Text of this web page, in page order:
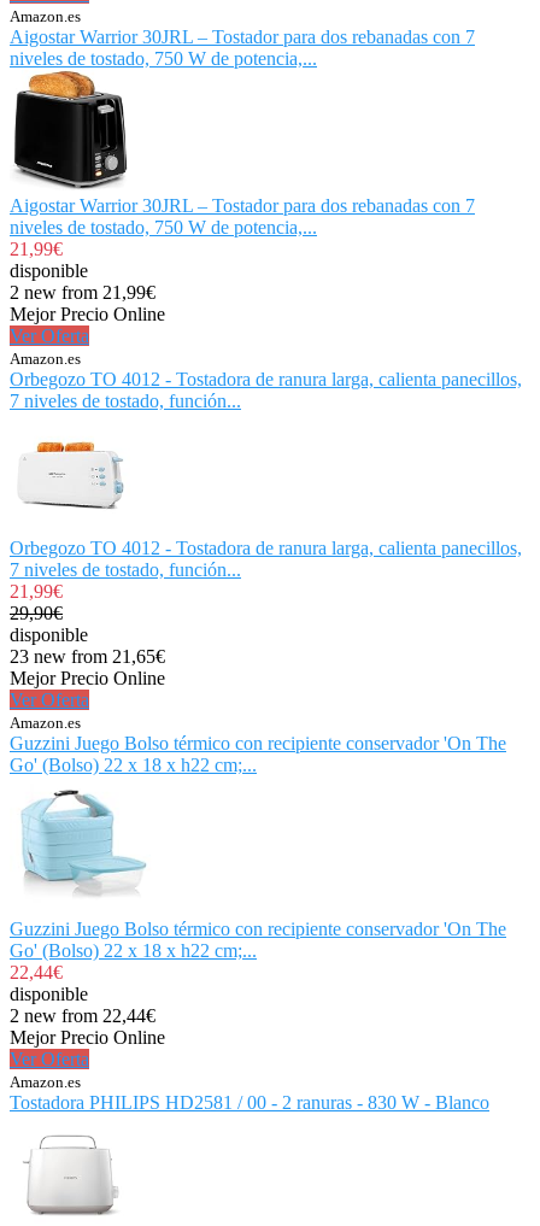
Amazon.es
Aigostar Warrior 30JRL – Tostador para dos rebanadas con 7
niveles de tostado, 750 W de potencia,...
Aigostar Warrior 30JRL – Tostador para dos rebanadas con 7
niveles de tostado, 750 W de potencia,...
21,99€
disponible
2 new from 21,99€
Mejor Precio Online
Ver Oferta
Amazon.es
Orbegozo TO 4012 - Tostadora de ranura larga, calienta panecillos,
7 niveles de tostado, función...
Orbegozo TO 4012 - Tostadora de ranura larga, calienta panecillos,
7 niveles de tostado, función...
21,99€
29,90€
disponible
23 new from 21,65€
Mejor Precio Online
Ver Oferta
Amazon.es
Guzzini Juego Bolso térmico con recipiente conservador 'On The
Go' (Bolso) 22 x 18 x h22 cm;...
Guzzini Juego Bolso térmico con recipiente conservador 'On The
Go' (Bolso) 22 x 18 x h22 cm;...
22,44€
disponible
2 new from 22,44€
Mejor Precio Online
Ver Oferta
Amazon.es
Tostadora PHILIPS HD2581 / 00 - 2 ranuras - 830 W - Blanco